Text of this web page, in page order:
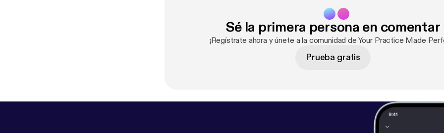
Sé la primera persona en comentar
¡Regístrate ahora y únete a la comunidad de Your Practice Made
Prueba gratis